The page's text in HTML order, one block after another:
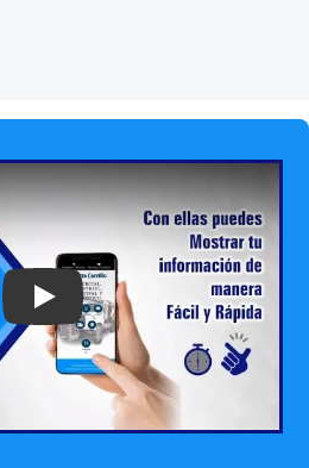
Play: Keynote (Google I/O '18)